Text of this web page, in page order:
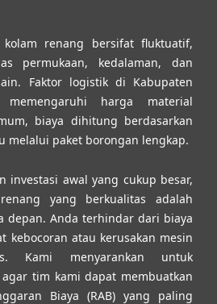
kolam renang bersifat fluktuatif,
permukaan, kedalaman, dan
Faktor logistik di Kabupaten
harga material
biaya dihitung berdasarkan
melalui paket borongan lengkap.
investasi awal yang cukup besar,
yang berkualitas adalah
depan. Anda terhindar dari biaya
kebocoran atau kerusakan mesin
Kami menyarankan untuk
tim kami dapat membuatkan
Biaya (RAB) yang paling